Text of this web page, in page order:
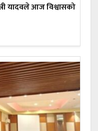
यादवले आज विश्वासको